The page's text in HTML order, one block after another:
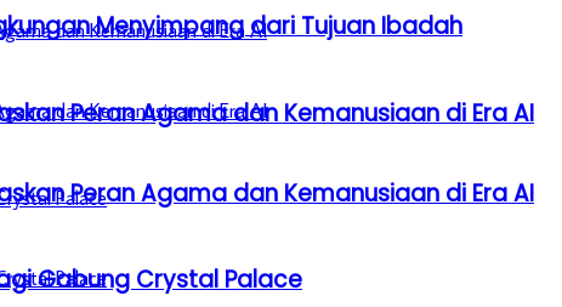
Peran Agama dan Kemanusiaan di Era AI
Gabung Crystal Palace
Menyimpang dari Tujuan Ibadah
Peran Agama dan Kemanusiaan di Era AI